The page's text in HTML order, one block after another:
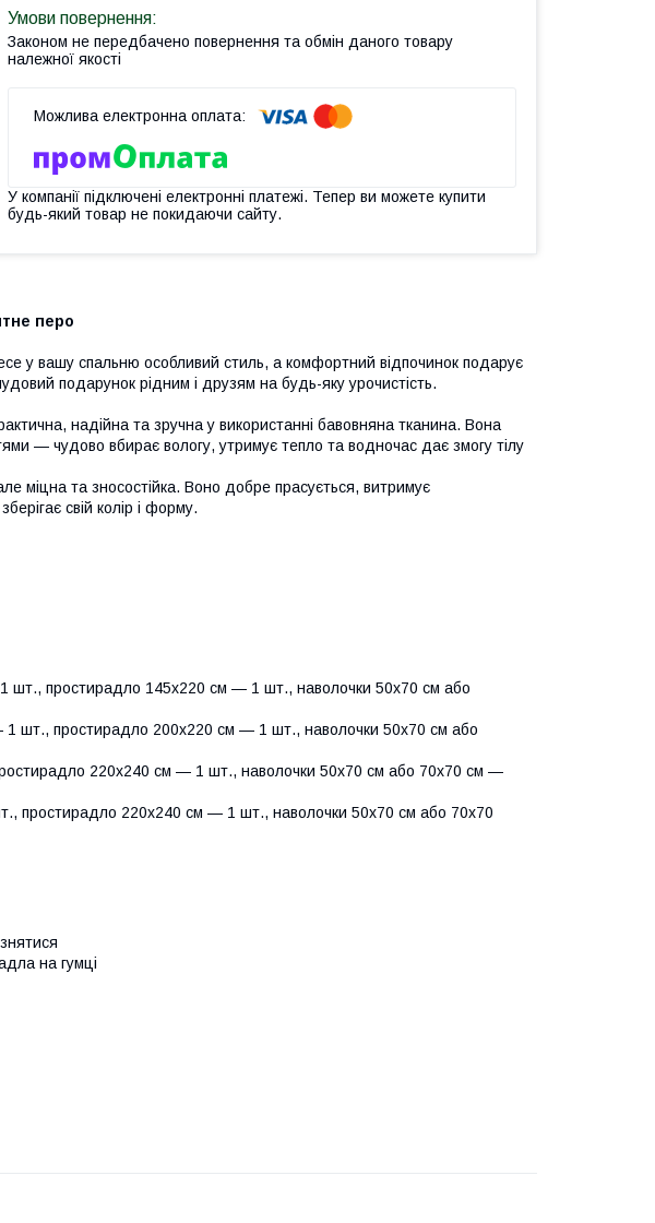
Законом не передбачено повернення та обмін даного товару
належної якості
У компанії підключені електронні платежі. Тепер ви можете купити
будь-який товар не покидаючи сайту.
перо
у вашу спальню особливий стиль, а комфортний відпочинок подарує
подарунок рідним і друзям на будь-яку урочистість.
надійна та зручна у використанні бавовняна тканина. Вона
— чудово вбирає вологу, утримує тепло та водночас дає змогу тілу
міцна та зносостійка. Воно добре прасується, витримує
свій колір і форму.
шт., простирадло 145х220 см — 1 шт., наволочки 50х70 см або
1 шт., простирадло 200х220 см — 1 шт., наволочки 50х70 см або
220х240 см — 1 шт., наволочки 50х70 см або 70х70 см —
простирадло 220х240 см — 1 шт., наволочки 50х70 см або 70х70
на гумці